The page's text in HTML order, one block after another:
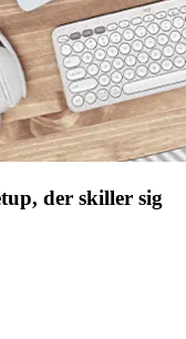
der skiller sig